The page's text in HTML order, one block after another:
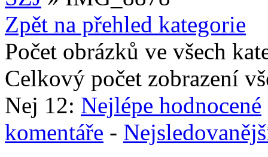
Zpět na přehled kategorie
Počet obrázků ve všech
Celkový počet zobrazení
Nej 12: Nejlépe hodnocené
komentáře -